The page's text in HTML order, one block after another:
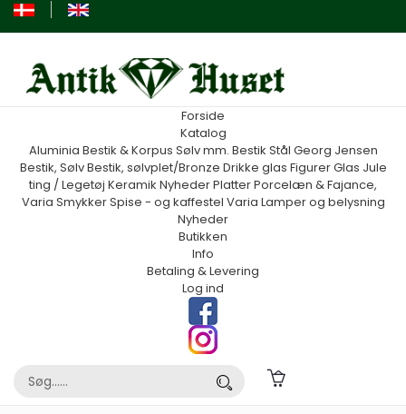
Forside
Katalog
Aluminia Bestik & Korpus Sølv mm. Bestik Stål Georg Jensen
Bestik, SølvBestik, sølvplet/Bronze Drikke glas FigurerGlas Jule
ting / Legetøj Keramik NyhederPlatterPorcelæn & Fajance,
Varia SmykkerSpise - og kaffestel Varia Lamper og belysning
Nyheder
Butikken
Info
Betaling & Levering
Log ind